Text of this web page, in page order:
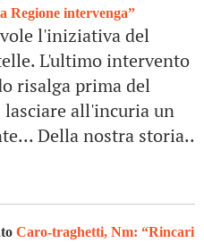
Regione intervenga”
l'iniziativa del
L'ultimo intervento
risalga prima del
lasciare all'incuria un
Della nostra storia..
Caro-traghetti, Nm: “Rincari